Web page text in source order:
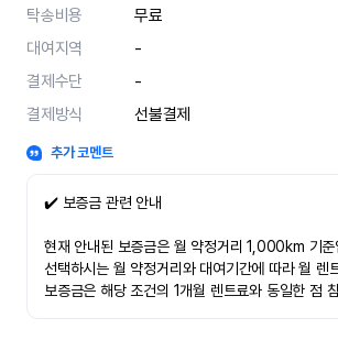
탁송비용
무료
대여지역
-
결제수단
-
결제방식
선불결제
추가 코멘트
✔️ 보증금 관련 안내
현재 안내된 보증금은 월 약정거리 1,000km 기준
선택하시는 월 약정거리와 대여기간에 따라 월 렌
보증금은 해당 조건의 1개월 렌트료와 동일한 점